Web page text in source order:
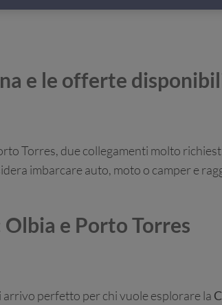
e le offerte
Torres, due collegamenti molto
imbarcare auto, moto o camper e
e Porto Torres
perfetto per chi vuole esplorare la